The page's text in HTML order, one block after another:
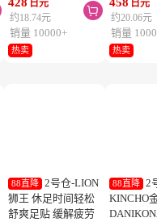
片
日元
约18.74元

销量 10000+
热卖
列零触感
日元
约20.06元
销量
热卖
88直降 2号仓-LION
狮王 休足时间轻松
舒爽足贴 缓解疲劳
88直降
2
KINCHO